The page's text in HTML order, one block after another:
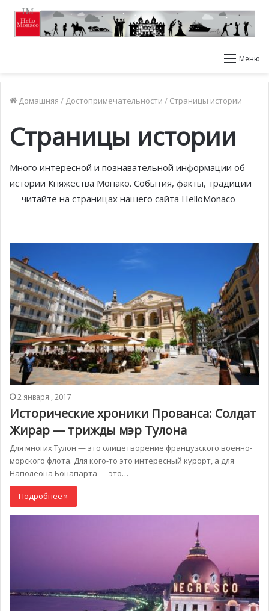
Меню
Домашняя / Достопримечательности / Страницы истории
Страницы истории
Много интересной и познавательной информации об
истории Княжества Монако. События, факты, традиции
— читайте на страницах нашего сайта HelloMonaco
2 января , 2017
Исторические хроники Прованса: Солдат
Жирар — трижды мэр Тулона
Для многих Тулон — это олицетворение французского военно-
морского флота. Для кого-то это интересный курорт, а для
Наполеона Бонапарта — это…
Подробнее »